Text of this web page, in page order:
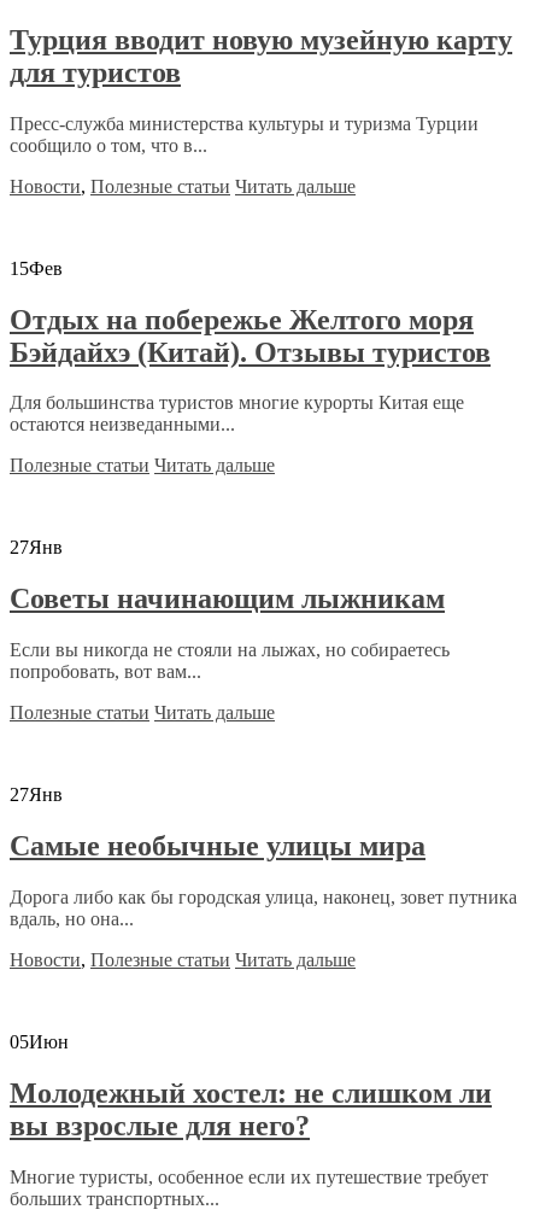
Турция вводит новую музейную карту
для туристов
Пресс-служба министерства культуры и туризма Турции
сообщило о том, что в...
Новости, Полезные статьи Читать дальше
15Фев
Отдых на побережье Желтого моря
Бэйдайхэ (Китай). Отзывы туристов
Для большинства туристов многие курорты Китая еще
остаются неизведанными...
Полезные статьи Читать дальше
27Янв
Советы начинающим лыжникам
Если вы никогда не стояли на лыжах, но собираетесь
попробовать, вот вам...
Полезные статьи Читать дальше
27Янв
Самые необычные улицы мира
Дорога либо как бы городская улица, наконец, зовет путника
вдаль, но она...
Новости, Полезные статьи Читать дальше
05Июн
Молодежный хостел: не слишком ли
вы взрослые для него?
Многие туристы, особенное если их путешествие требует
больших транспортных...